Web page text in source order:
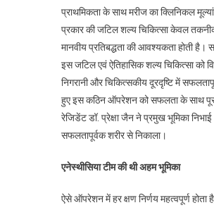
प्राथमिकता के साथ मरीज का क्लिनिकल
प्रकार की जटिल शल्य चिकित्सा केवल
मानवीय प्रतिबद्धता की आवश्यकता होती
इस जटिल एवं ऐतिहासिक शल्य चिकित्सा को
निगरानी और चिकित्सकीय दूरदृष्टि में
हुए इस कठिन ऑपरेशन को सफलता के साथ पूरा
रेजिडेंट डॉ. प्रेक्षा जैन ने प्रमुख भूमिका
सफलतापूर्वक शरीर से निकाला।
एनेस्थीसिया टीम की थी अहम भूमिका
ऐसे ऑपरेशन में हर क्षण निर्णय महत्वपूर्ण होता